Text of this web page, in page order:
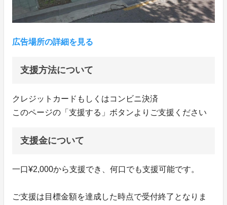
広告場所の詳細を見る
支援方法について
クレジットカードもしくはコンビニ決済
このページの「支援する」ボタンよりご支援ください
支援金について
一口¥2,000から支援でき、何口でも支援可能です。
ご支援は目標金額を達成した時点で受付終了となりま